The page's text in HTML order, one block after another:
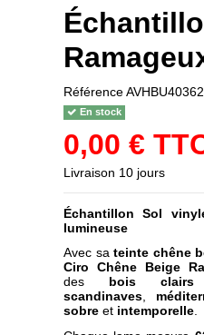
RéférenceAVHBU40362
En stock
0,00 €
Livraison 10 jours
Échantillon
Sol
lumineuse
Avec sateinte chêne
Ciro Chêne Beige
des bois
scandinaves,
sobre et intemporelle.